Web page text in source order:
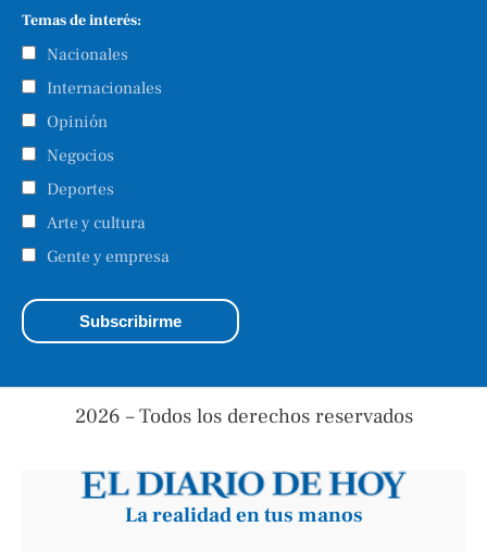
Temas de interés:
Nacionales
Internacionales
Opinión
Negocios
Deportes
Arte y cultura
Gente y empresa
2026 – Todos los derechos reservados
La realidad en tus manos